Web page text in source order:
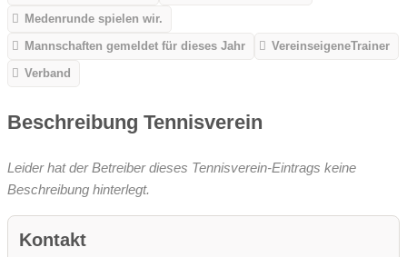
Medenrunde spielen wir.
Mannschaften gemeldet für dieses Jahr
VereinseigeneTrainer
Verband
Beschreibung Tennisverein
Leider hat der Betreiber dieses Tennisverein-Eintrags keine
Beschreibung hinterlegt.
Kontakt